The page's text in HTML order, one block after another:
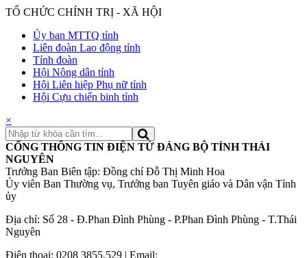
TỔ CHỨC CHÍNH TRỊ - XÃ HỘI
Ủy ban MTTQ tỉnh
Liên đoàn Lao động tỉnh
Tỉnh đoàn
Hội Nông dân tỉnh
Hội Liên hiệp Phụ nữ tỉnh
Hội Cựu chiến binh tỉnh
×
CỔNG THÔNG TIN ĐIỆN TỬ ĐẢNG BỘ TỈNH THÁI
NGUYÊN
Trưởng Ban Biên tập: Đồng chí Đỗ Thị Minh Hoa
Ủy viên Ban Thường vụ, Trưởng ban Tuyên giáo và Dân vận Tỉnh
ủy
Địa chỉ: Số 28 - Đ.Phan Đình Phùng - P.Phan Đình Phùng - T.Thái
Nguyên
Điện thoại: 0208 3855.529 | Email: